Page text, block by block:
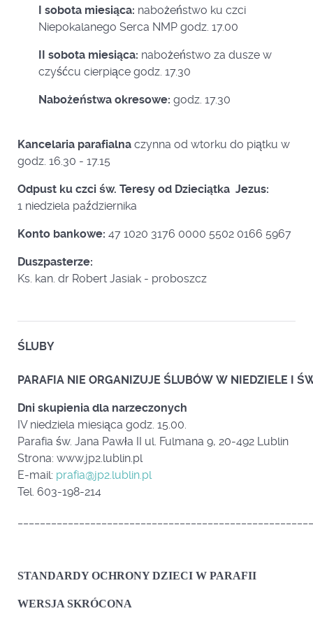
I sobota miesiąca: nabożeństwo ku czci
Niepokalanego Serca NMP godz. 17.00
II sobota miesiąca: nabożeństwo za dusze w
czyśćcu cierpiące godz. 17.30
Nabożeństwa okresowe: godz. 17.30
Kancelaria parafialna czynna od wtorku do piątku w
godz. 16.30 - 17.15
Odpust ku czci św. Teresy od Dzieciątka Jezus:
1 niedziela października
Konto bankowe: 47 1020 3176 0000 5502 0166 5967
Duszpasterze:
Ks. kan. dr Robert Jasiak - proboszcz
ŚLUBY
PARAFIA NIE ORGANIZUJE ŚLUBÓW W NIEDZIELE I
Dni skupienia dla narzeczonych
IV niedziela miesiąca godz. 15.00.
Parafia św. Jana Pawła II ul. Fulmana 9, 20-492 Lublin
Strona: www.jp2.lublin.pl
E-mail: prafia@jp2.lublin.pl
Tel. 603-198-214
STANDARDY OCHRONY DZIECI W PARAFII
WERSJA SKRÓCONA